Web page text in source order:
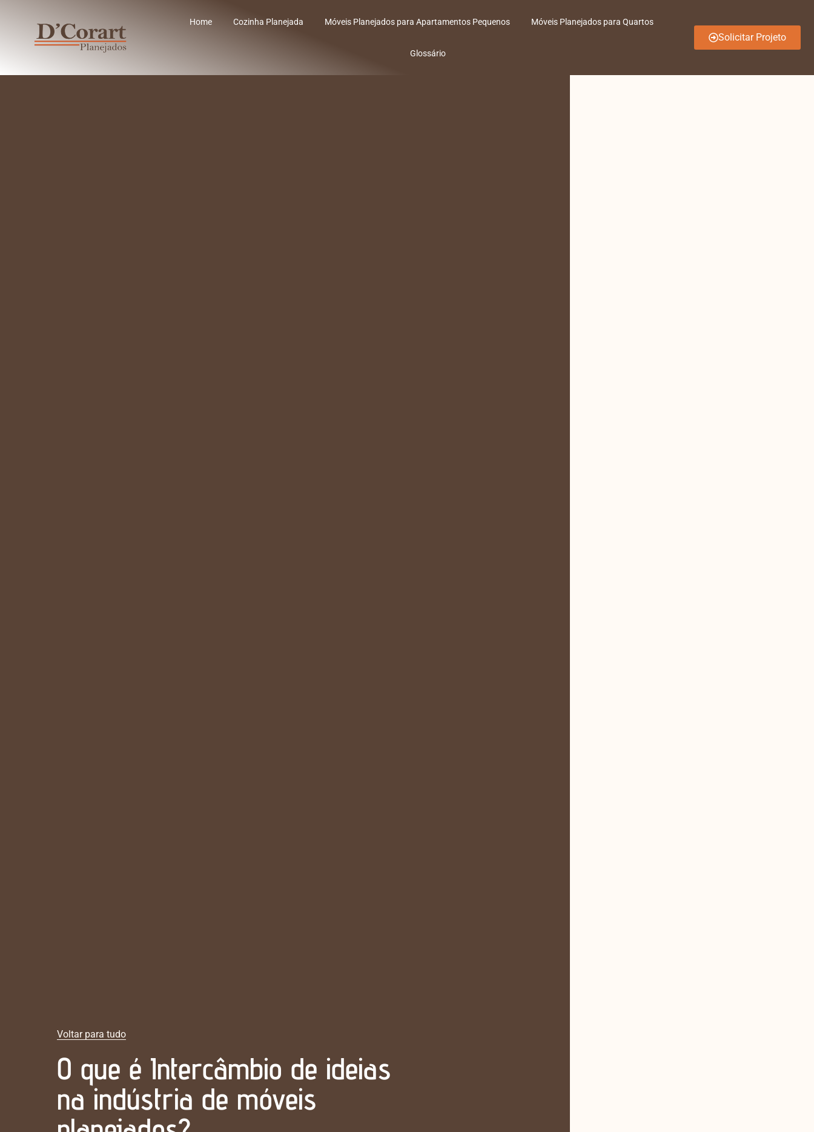
Home Cozinha Planejada Móveis Planejados para Apartamentos Pequenos Móveis Planejados para Quartos
Glossário
Solicitar Projeto
Voltar para tudo
O que é Intercâmbio de ideias
na indústria de móveis